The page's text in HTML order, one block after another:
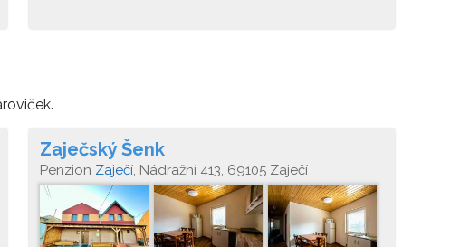
Zaječský Šenk
Penzion Zaječí, Nádražní 413, 69105 Zaječí